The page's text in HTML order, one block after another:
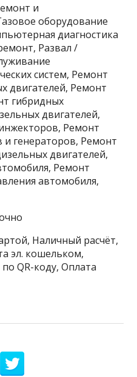
и
оборудование
диагностика
Развал /
систем, Ремонт
двигателей, Ремонт
гибридных
двигателей,
Ремонт
генераторов, Ремонт
двигателей,
Ремонт
автомобиля,
Наличный расчёт,
эл. кошельком,
QR-коду, Оплата